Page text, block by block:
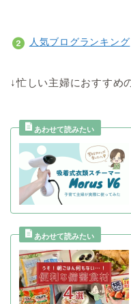
人気ブログランキング
↓忙しい主婦におすすめ